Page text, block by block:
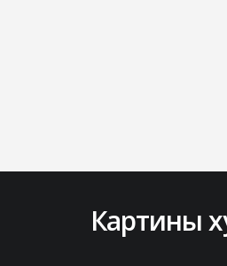
Картины
Lorem ipsum